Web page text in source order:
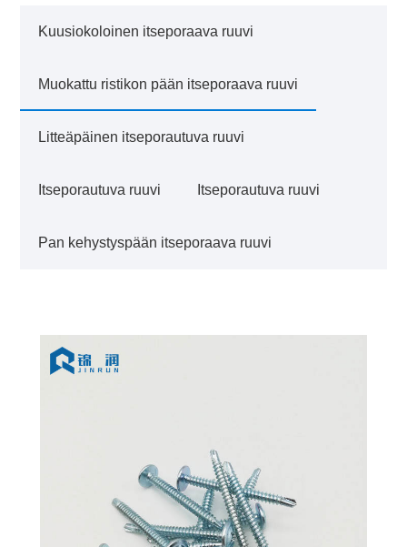
Kuusiokoloinen itseporaava ruuvi
Muokattu ristikon pään itseporaava ruuvi
Litteäpäinen itseporautuva ruuvi
Itseporautuva ruuvi Itseporautuva ruuvi
Pan kehystyspään itseporaava ruuvi